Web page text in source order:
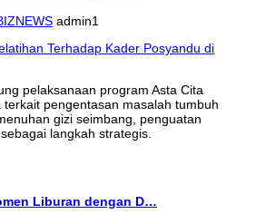
admin1
pelaksanaan program Asta Cita
pengentasan masalah tumbuh
gizi seimbang, penguatan
langkah strategis.
Liburan dengan D…